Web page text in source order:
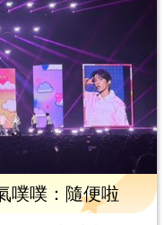
噗噗：隨便啦